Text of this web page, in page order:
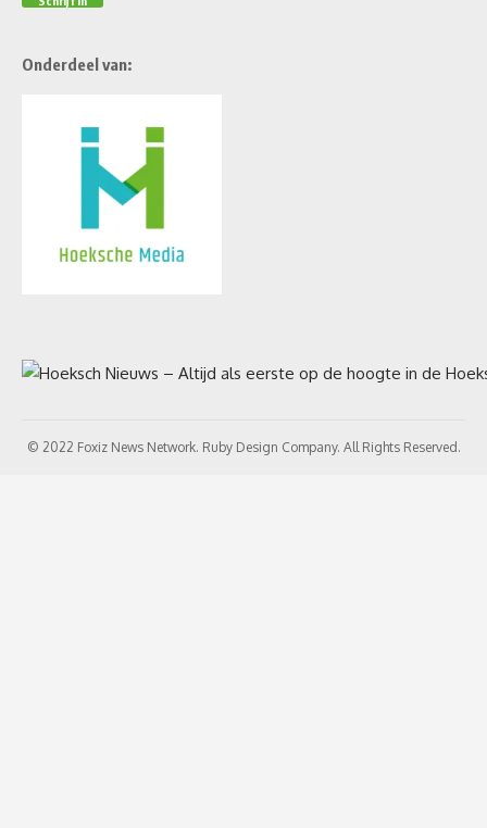
Onderdeel van:
© 2022 Foxiz News Network. Ruby Design Company. All Rights Reserved.